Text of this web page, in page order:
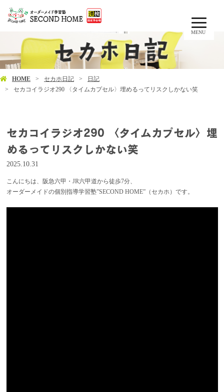
MENU
HOME セカホ日記
日記
セカコイラジオ290 〈タイムカプセル〉埋めるってリスクしかない笑
セカコイラジオ290 〈タイムカプセル〉埋
めるってリスクしかない笑
2025.10.31
こんにちは、阪急六甲・JR六甲道から徒歩7分、
オーダーメイドの個別指導学習塾”SECOND HOME”（セカホ）です。